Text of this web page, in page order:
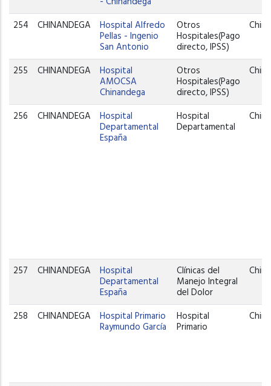
254 CHINANDEGA Hospital Alfredo
Pellas - Ingenio
San Antonio
Otros
Hospitales(Pago
directo, IPSS)
255 CHINANDEGA Hospital
AMOCSA
Chinandega
Otros
Hospitales(Pago
directo, IPSS)
256 CHINANDEGA Hospital
Departamental
España
Hospital
Departamental
257 CHINANDEGA Hospital
Departamental
España
Clínicas del
Manejo Integral
del Dolor
258 CHINANDEGA Hospital Primario
Raymundo García
Hospital
Primario